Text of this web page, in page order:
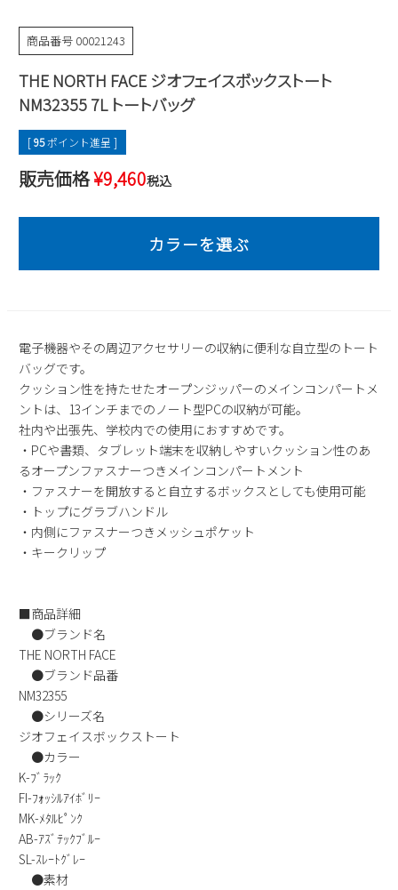
休業日 お問い合わせ窓口休業日
2026 年8月
日 月 火
2
3
9
10 11
25 26
1
2 3 4
5
6
13
14 15 16 17 18
19
20
21 22 23 24 25
27
28 29 30
新規会員登録
会社概要
プライバシーポリシー
特定商取引法に基づく表示
お問い合わせ
商品番号 00021243
THE NORTH FACE ジオフェイスボックストート
NM32355 7L トートバッグ
[95ポイント進呈 ]
販売価格¥9,460税込
電子機器やその周辺アクセサリーの収納に便利な自立型のトート
バッグです。
クッション性を持たせたオープンジッパーのメインコンパートメ
ントは、13インチまでのノート型PCの収納が可能。
社内や出張先、学校内での使用におすすめです。
・PCや書類、タブレット端末を収納しやすいクッション性のあ
るオープンファスナーつきメインコンパートメント
・ファスナーを開放すると自立するボックスとしても使用可能
・トップにグラブハンドル
・内側にファスナーつきメッシュポケット
・キークリップ
■商品詳細
●ブランド名
THE NORTH FACE
●ブランド品番
NM32355
●シリーズ名
ジオフェイスボックストート
●カラー
K-ﾌﾞﾗｯｸ
FI-ﾌｫｯｼﾙｱｲﾎﾞﾘｰ
MK-ﾒﾀﾙﾋﾟﾝｸ
AB-ｱｽﾞﾃｯｸﾌﾞﾙｰ
SL-ｽﾚｰﾄｸﾞﾚｰ
●素材